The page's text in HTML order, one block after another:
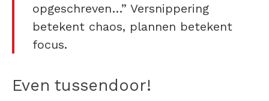
opgeschreven…” Versnippering
betekent chaos, plannen betekent
focus.
Even tussendoor!